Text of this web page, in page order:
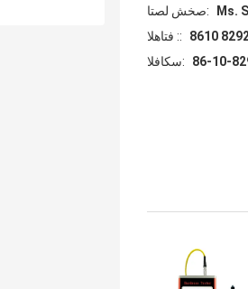
اتصل شخص:
Ms.
الهاتف ::
8610
الفاكس:
86-10-